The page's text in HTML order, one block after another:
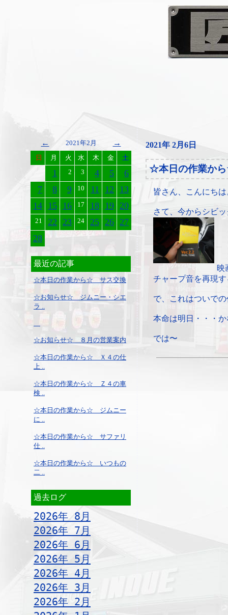
← 2021年2月 →
日 月 火 水 木 金 土
1 2 3 4 5
6
7
8 9 10 11 12
13
14 15 16 17 18 19 20
21 22 23 24 25 26 27
28
最近の記事
☆本日の作業から☆ サス交換
☆お知らせ☆ ジムニー・シエ
ラ ..
☆お知らせ☆ ８月の営業案内
☆本日の作業から☆ Ｘ４の仕
上 ..
☆本日の作業から☆ Ｚ４の車
検 ..
☆本日の作業から☆ ジムニー
に ..
☆本日の作業から☆ サファリ
仕 ..
☆本日の作業から☆ いつもの
二 ..
過去ログ
2026年 8月
2026年 7月
2026年 6月
2026年 5月
2026年 4月
2026年 3月
2026年 2月
2021年 2月6日
☆本日の作業か
皆さん、こんにちは
さて、今からシビ
映
チャープ音を再現
で、これはついで
本命は明日・・・
では〜